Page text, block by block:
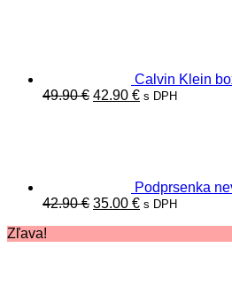
Calvin Klein
49.90€ Pôvodná
42.90 €Aktuálna
s DPH
Podprsenka
42.90€ Pôvodná
35.00 €Aktuálna
s DPH
Zľava!